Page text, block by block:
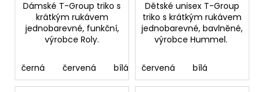
Dámské T-Group triko s
krátkým rukávem
jednobarevné, funkční,
výrobce Roly.
černá červená bílá
Dětské unisex T-Group
triko s krátkým rukávem
jednobarevné, bavlněné,
výrobce Hummel.
červená bílá